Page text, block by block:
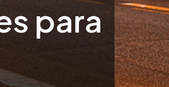
para